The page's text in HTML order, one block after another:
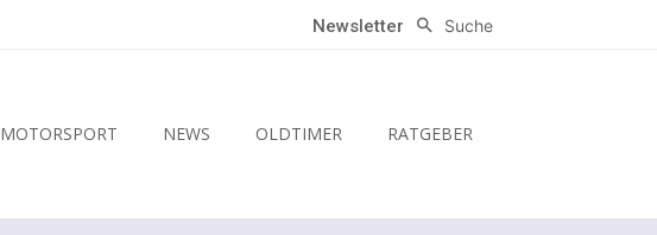
Newsletter Suche
MOTORSPORT NEWS OLDTIMER RATGEBER